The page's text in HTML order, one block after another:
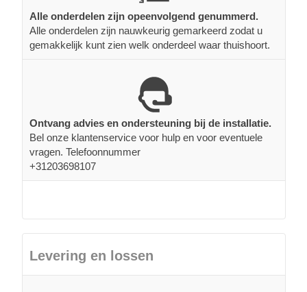
Alle onderdelen zijn opeenvolgend genummerd.
Alle onderdelen zijn nauwkeurig gemarkeerd zodat u
gemakkelijk kunt zien welk onderdeel waar thuishoort.
Ontvang advies en ondersteuning bij de installatie.
Bel onze klantenservice voor hulp en voor eventuele
vragen. Telefoonnummer
+31203698107
Levering en lossen